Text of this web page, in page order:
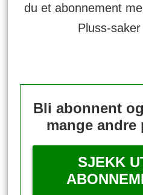
du et abonnement
Pluss-
Bli abonnent
mange andre
SJEKK